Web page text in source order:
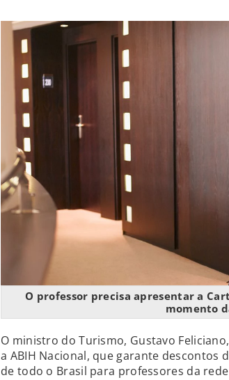
O professor precisa apresentar a
momento
O ministro do Turismo, Gustavo
a ABIH Nacional, que garante descontos
de todo o Brasil para professores da